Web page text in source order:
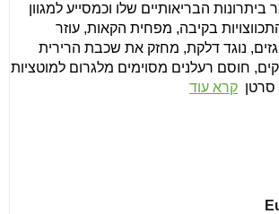
הבריאותיים שלו וכמסייע למגוון
בקיבה, מפחית הקאות, עוזר
נוגד דלקת, מחזק את שכבת הרירית
חוסם רעלנים מסוימים מלגרום למוטציות
סרטן קרא עוד